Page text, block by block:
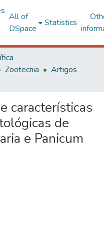
All of
DSpace
Statistics
Zootecnia
Artigos
características
de
e Panicum